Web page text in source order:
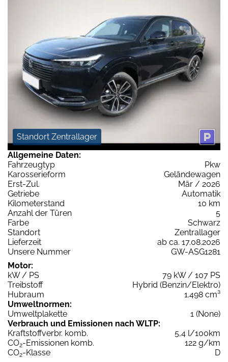
Standort Zentrallager
Allgemeine Daten:
Fahrzeugtyp
Pkw
Karosserieform
Geländewagen
Erst-Zul.
Mär / 2026
Getriebe
Automatik
Kilometerstand
10 km
Anzahl der Türen
5
Farbe
Schwarz
Standort
Zentrallager
Lieferzeit
ab ca. 17.08.2026
Unsere Nummer
GW-ASG1281
Motor:
kW / PS
79 kW / 107 PS
Treibstoff
Hybrid (Benzin/Elektro)
Hubraum
1.498 cm³
Umweltnormen:
Umweltplakette
1 (None)
Verbrauch und Emissionen nach WLTP:
Kraftstoffverbr. komb.
5,4 l/100km
CO2-Emissionen komb.
122 g/km
CO2-Klasse
D